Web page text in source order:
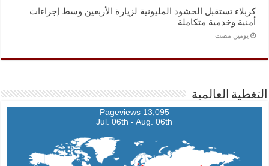
كربلاء تستقبل الحشود المليونية لزيارة الأربعين وسط إجراءات
أمنية وخدمية متكاملة
‏يومين مضت
التغطية العالمية
13,095 Pageviews
Jul. 06th - Aug. 06th